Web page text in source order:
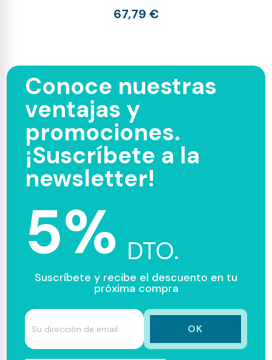
67,79 €
Conoce nuestras
ventajas y
promociones.
¡Suscríbete a la
newsletter!
5% DTO.
Suscríbete y recibe el descuento en tu
próxima compra